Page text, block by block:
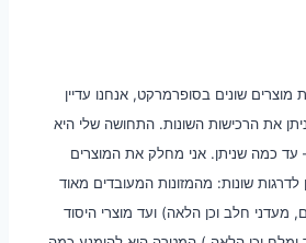
מוצרים שונים בסופרמרקט, אנחנו עדיין
את הרכישות השונות. התחושה שלי היא
עד כמה שניתן. אני מחלק את המוצרים
לדרגות שונות: מהמזונות המעובדים מאוד
מעדני חלב וכן הלאה) ועד מוצרי היסוד